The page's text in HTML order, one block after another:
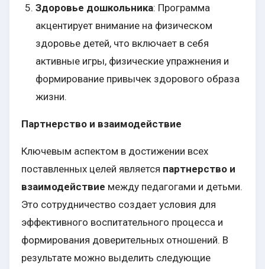
Здоровье дошкольника: Программа
акцентирует внимание на физическом
здоровье детей, что включает в себя
активные игры, физические упражнения и
формирование привычек здорового образа
жизни.
Партнерство и взаимодействие
Ключевым аспектом в достижении всех
поставленных целей является партнерство и
взаимодействие между педагогами и детьми.
Это сотрудничество создает условия для
эффективного воспитательного процесса и
формирования доверительных отношений. В
результате можно выделить следующие